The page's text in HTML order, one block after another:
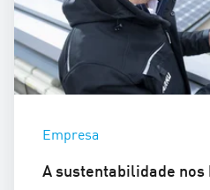
Empresa
A sustentabilidade